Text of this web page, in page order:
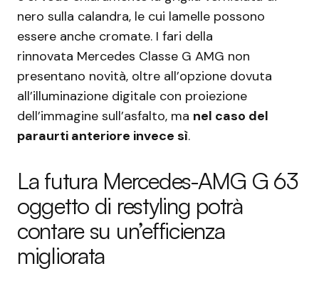
nero sulla calandra, le cui lamelle possono
essere anche cromate. I fari della
rinnovata Mercedes Classe G AMG non
presentano novità, oltre all’opzione dovuta
all’illuminazione digitale con proiezione
dell’immagine sull’asfalto, ma nel caso del
paraurti anteriore invece sì.
La futura Mercedes-AMG G 63
oggetto di restyling potrà
contare su un’efficienza
migliorata